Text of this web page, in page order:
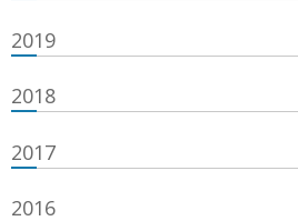
2019
2018
2017
2016